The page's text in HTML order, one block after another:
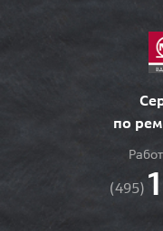
по
(495)